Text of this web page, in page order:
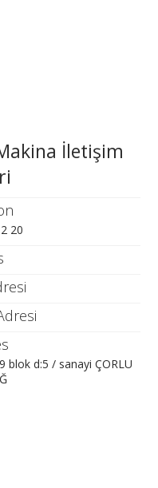
İletişim
20
blok d:5 / sanayi ÇORLU